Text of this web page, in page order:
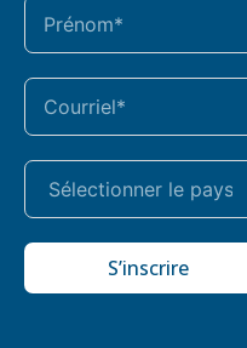
S’inscrire